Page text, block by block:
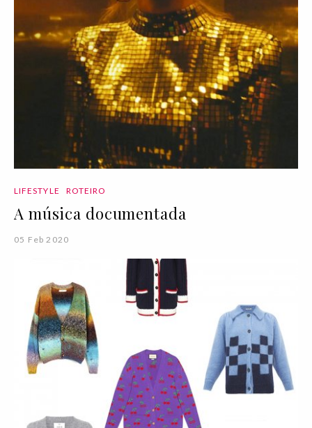
LIFESTYLE ROTEIRO
A música documentada
05 Feb 2020